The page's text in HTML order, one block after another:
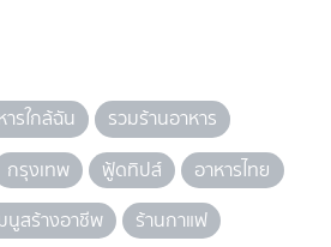
ารใกล้ฉัน
รวมร้านอาหาร
กรุงเทพ ฟู้ดทิปส์
อาหารไทย
นูสร้างอาชีพ ร้านกาแฟ